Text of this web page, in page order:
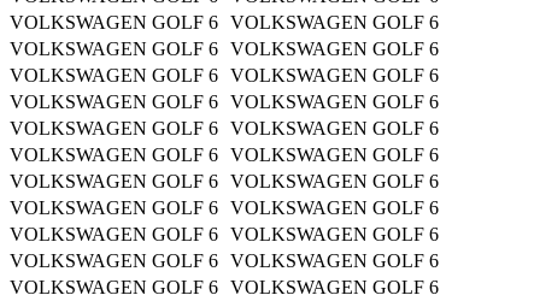
VOLKSWAGEN GOLF 6 VOLKSWAGEN GOLF 6
VOLKSWAGEN GOLF 6 VOLKSWAGEN GOLF 6
VOLKSWAGEN GOLF 6 VOLKSWAGEN GOLF 6
VOLKSWAGEN GOLF 6 VOLKSWAGEN GOLF 6
VOLKSWAGEN GOLF 6 VOLKSWAGEN GOLF 6
VOLKSWAGEN GOLF 6 VOLKSWAGEN GOLF 6
VOLKSWAGEN GOLF 6 VOLKSWAGEN GOLF 6
VOLKSWAGEN GOLF 6 VOLKSWAGEN GOLF 6
VOLKSWAGEN GOLF 6 VOLKSWAGEN GOLF 6
VOLKSWAGEN GOLF 6 VOLKSWAGEN GOLF 6
VOLKSWAGEN GOLF 6 VOLKSWAGEN GOLF 6